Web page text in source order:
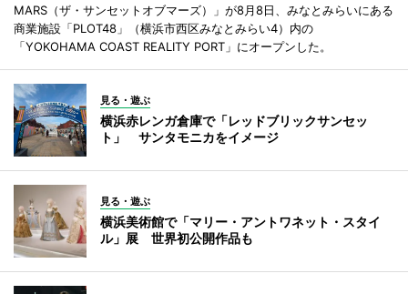
MARS（ザ・サンセットオブマーズ）」が8月8日、みなとみらいにある
商業施設「PLOT48」（横浜市西区みなとみらい4）内の
「YOKOHAMA COAST REALITY PORT」にオープンした。
見る・遊ぶ
横浜赤レンガ倉庫で「レッドブリックサンセッ
ト」 サンタモニカをイメージ
見る・遊ぶ
横浜美術館で「マリー・アントワネット・スタイ
ル」展 世界初公開作品も